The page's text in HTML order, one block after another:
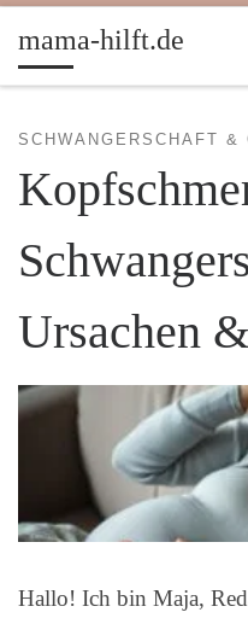
Zum Inhalt springen
mama-hilft.de
SCHWANGERSCHAFT &
Ursachen
Hallo! Ich bin Maja,